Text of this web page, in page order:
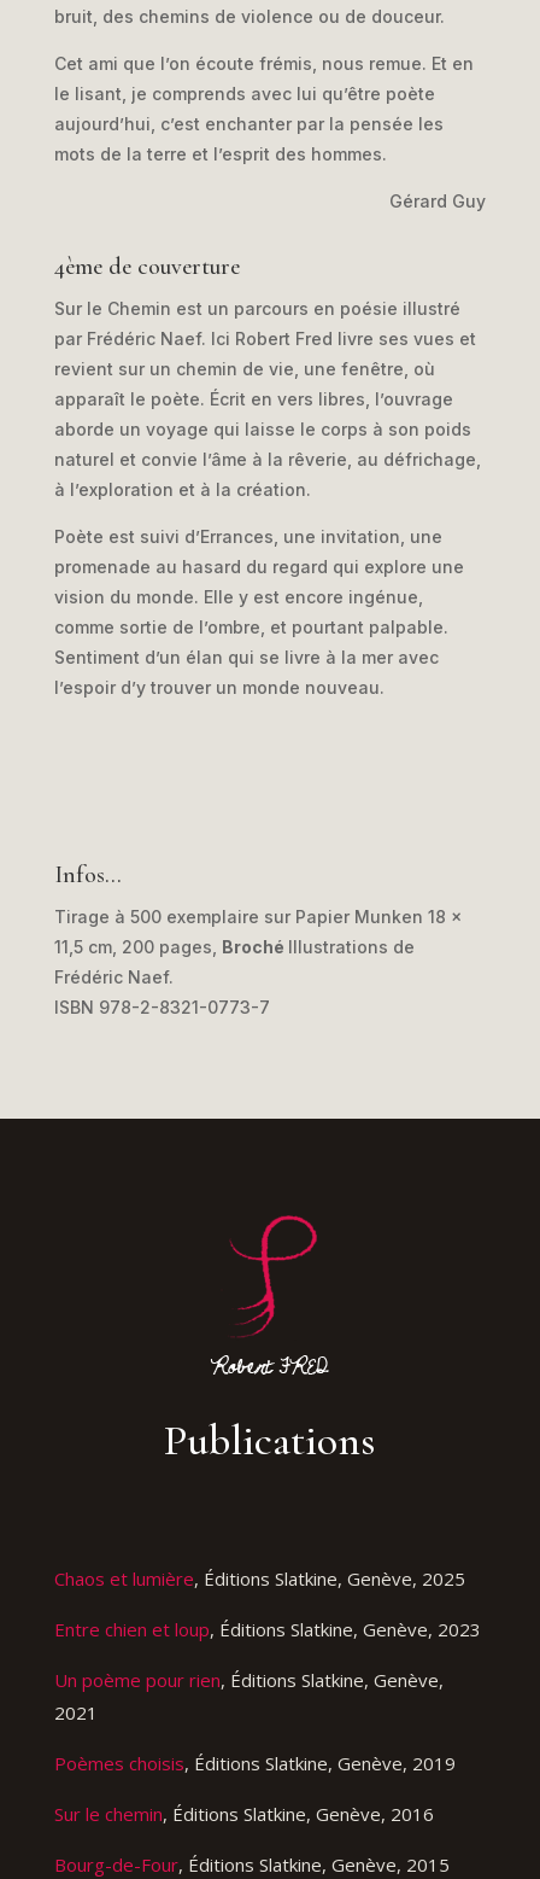
bruit, des chemins de violence ou de douceur.
Cet ami que l’on écoute frémis, nous remue. Et en
le lisant, je comprends avec lui qu’être poète
aujourd’hui, c’est enchanter par la pensée les
mots de la terre et l’esprit des hommes.
Gérard Guy
4ème de couverture
Sur le Chemin est un parcours en poésie illustré
par Frédéric Naef. Ici Robert Fred livre ses vues et
revient sur un chemin de vie, une fenêtre, où
apparaît le poète. Écrit en vers libres, l’ouvrage
aborde un voyage qui laisse le corps à son poids
naturel et convie l’âme à la rêverie, au défrichage,
à l’exploration et à la création.
Poète est suivi d’Errances, une invitation, une
promenade au hasard du regard qui explore une
vision du monde. Elle y est encore ingénue,
comme sortie de l’ombre, et pourtant palpable.
Sentiment d’un élan qui se livre à la mer avec
l’espoir d’y trouver un monde nouveau.
Infos…
Tirage à 500 exemplaire sur Papier Munken 18 x
11,5 cm, 200 pages, Broché Illustrations de
Frédéric Naef.
ISBN 978-2-8321-0773-7
Publications
Chaos et lumière, Éditions Slatkine, Genève, 2025
Entre chien et loup, Éditions Slatkine, Genève, 2023
Un poème pour rien, Éditions Slatkine, Genève,
2021
Poèmes choisis, Éditions Slatkine, Genève, 2019
Sur le chemin, Éditions Slatkine, Genève, 2016
Bourg-de-Four, Éditions Slatkine, Genève, 2015